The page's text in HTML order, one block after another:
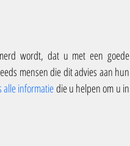
wordt, dat u met een goede
mensen die dit advies aan hun
alle informatie die u helpen om u in